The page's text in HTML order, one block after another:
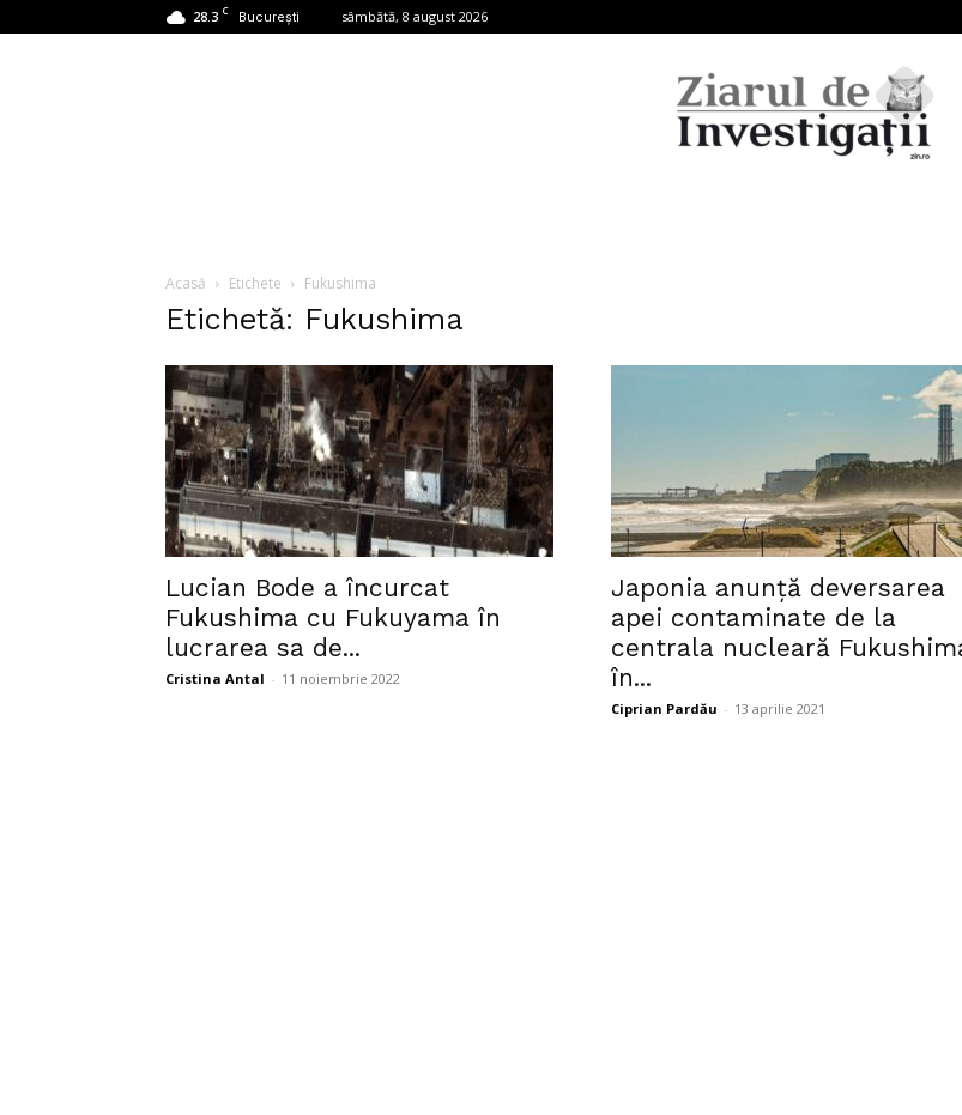
28.3 C București sâmbătă, 8 august 2026
Investigații
Acasă Etichete Fukushima
Etichetă: Fukushima
Lucian Bode a încurcat
Fukushima cu Fukuyama în
lucrarea sa de...
Cristina Antal - 11 noiembrie 2022
Japonia anunță deversarea
apei contaminate de la
centrala nucleară
în...
Ciprian Pardău - 13 aprilie 2021